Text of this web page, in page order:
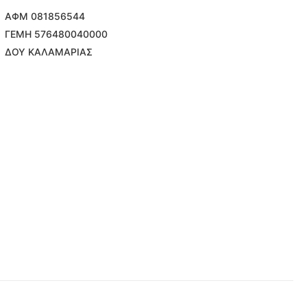
ΑΦΜ 081856544
ΓΕΜΗ 576480040000
ΔΟΥ ΚΑΛΑΜΑΡΙΑΣ